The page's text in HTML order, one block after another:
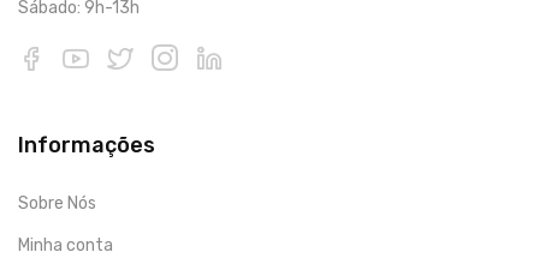
Sábado: 9h-13h
Informações
Sobre Nós
Minha conta